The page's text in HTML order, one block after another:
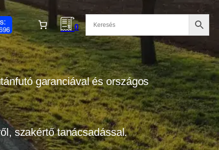
0
garanciával és országos
szakértő tanácsadással.